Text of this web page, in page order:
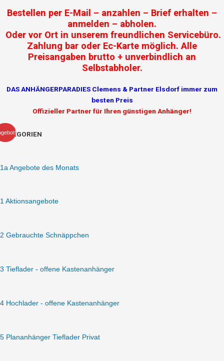
Bestellen per E-Mail – anzahlen – Brief erhalten –
anmelden – abholen.
Oder vor Ort in unserem freundlichen Servicebüro.
Zahlung bar oder Ec-Karte möglich. Alle
Preisangaben brutto + unverbindlich an
Selbstabholer.
DAS ANHÄNGERPARADIES Clemens & Partner Elsdorf immer zum
besten Preis
Offizieller Partner für Ihren günstigen Anhänger!
KATEGORIEN
1a Angebote des Monats
1 Aktionsangebote
2 Gebrauchte Schnäppchen
3 Tieflader - offene Kastenanhänger
4 Hochlader - offene Kastenanhänger
5 Plananhänger Tieflader Privat
STEMA
SHP
35-
Autotransporter/Fahrzeugtransporter
3500
13
2050